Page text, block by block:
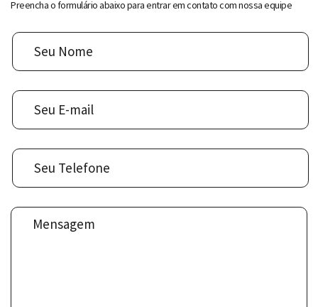
Preencha o formulário abaixo para entrar em contato com nossa equipe